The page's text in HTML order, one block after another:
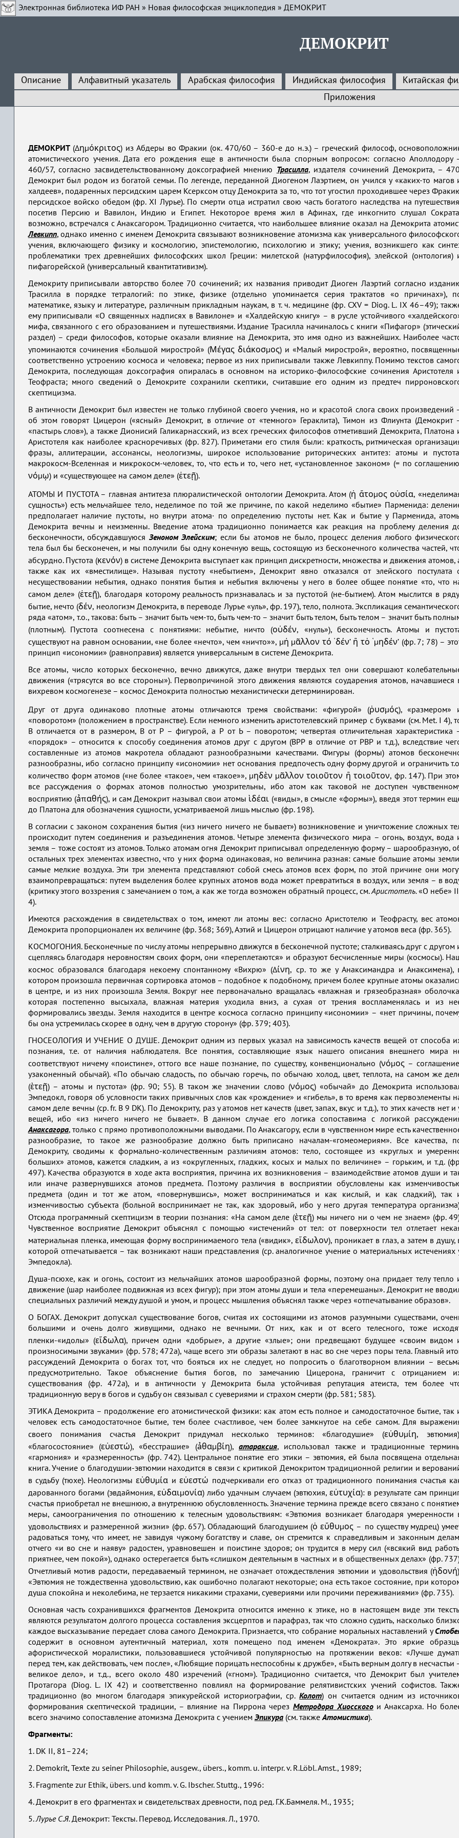
Электронная библиотека ИФ РАН » Новая философская энциклопедия » ДЕМОКРИТ
ДЕМОКРИТ
Описание Алфавитный указатель Арабская философия Индийская философия Китайская
Приложения
ДЕМОКРИТ(Δημόκριτος) из Абдеры во Фракии (ок. 470/60 – 360-е до н.э.) – греческий философ,
атомистического учения. Дата его рождения еще в античности была спорным вопросом: согласно Аполлодору
460/57, согласно засвидетельствованному доксографией мнению Трасилла, издателя сочинений Демокрита, –
Демокрит был родом из богатой семьи. По легенде, переданной Диогеном Лаэртием, он учился у «каких-то магов
халдеев», подаренных персидским царем Ксерксом отцу Демокрита за то, что тот угостил проходившее через
персидское войско обедом (фр. XI Лурье). По смерти отца истратил свою часть богатого наследства на
посетив Персию и Вавилон, Индию и Египет. Некоторое время жил в Афинах, где инкогнито слушал
возможно, встречался с Анаксагором. Традиционно считается, что наибольшее влияние оказал на Демокрита
Левкипп, однако именно с именем Демокрита связывают возникновение атомизма как универсального
учения, включающего физику и космологию, эпистемологию, психологию и этику; учения, возникшего как
проблематики трех древнейших философских школ Греции: милетской (натурфилософия), элейской (онтология)
пифагорейской (универсальный квантитативизм).
Демокриту приписывали авторство более 70 сочинений; их названия приводит Диоген Лаэртий согласно
Трасилла в порядке тетралогий: по этике, физике (отдельно упоминается серия трактатов «о причинах»),
математике, языку и литературе, различным прикладным наукам, в т. ч. медицине (фр. CXV = Diog. L. IX 46–49);
ему приписывали «О священных надписях в Вавилоне» и «Халдейскую книгу» – в русле устойчивого
мифа, связанного с его образованием и путешествиями. Издание Трасилла начиналось с книги «Пифагор»
раздел) – среди философов, которые оказали влияние на Демокрита, это имя одно из важнейших. Наиболее
упоминаются сочинения «Большой мирострой» (Μέγας διάκοσμος) и «Малый мирострой», вероятно,
соответственно устроению космоса и человека; первое из них приписывали также Левкиппу. Помимо текстов
Демокрита, последующая доксография опиралась в основном на историко-философские сочинения Аристотеля
Теофраста; много сведений о Демокрите сохранили скептики, считавшие его одним из предтеч
скептицизма.
В античности Демокрит был известен не только глубиной своего учения, но и красотой слога своих произведений
об этом говорят Цицерон («ясный» Демокрит, в отличие от «темного» Гераклита), Тимон из Флиунта (Демокрит
«пастырь слов»), а также Дионисий Галикарнасский, из всех греческих философов отметивший Демокрита, Платона
Аристотеля как наиболее красноречивых (фр. 827). Приметами его стиля были: краткость, ритмическая
фразы, аллитерации, ассонансы, неологизмы, широкое использование риторических антитез: атомы и
макрокосм-Вселенная и микрокосм-человек, то, что есть и то, чего нет, «установленное законом» (= по
νόμω̦) и «существующее на самом деле» (ἐτεῇ).
АТОМЫ И ПУСТОТА – главная антитеза плюралистической онтологии Демокрита. Атом (ἡ ἄτομος οὐσία,
сущность») есть мельчайшее тело, неделимое по той же причине, по какой неделимо «бытие» Парменида:
предполагает наличие пустоты, но внутри атома· по определению пустоты нет. Как и бытие у Парменида,
Демокрита вечны и неизменны. Введение атома традиционно понимается как реакция на проблему деления
бесконечности, обсуждавшуюся Зеноном Элейским; если бы атомов не было, процесс деления любого
тела был бы бесконечен, и мы получили бы одну конечную вещь, состоящую из бесконечного количества частей,
абсурдно. Пустота (κενόν) в системе Демокрита выступает как принцип дискретности, множества и движения атомов,
также как их «вместилище». Называя пустоту «небытием», Демокрит явно отказался от элейского постулата
несуществовании небытия, однако понятия бытия и небытия включены у него в более общее понятие «то, что
самом деле» (ἐτεῇ), благодаря которому реальность признавалась и за пустотой (не-бытием). Атом мыслится в
бытие, нечто (δέν, неологизм Демокрита, в переводе Лурье «уль», фр. 197), тело, полнота. Экспликация
ряда «атом», т.о., такова: быть – значит быть чем-то, быть чем-то – значит быть телом, быть телом – значит быть
(плотным). Пустота соотнесена с понятиями: небытие, ничто (οὐδέν, «нуль»), бесконечность. Атомы и
существуют на равном основании, «не более «нечто», чем «ничто»», μἠ μᾶλλον τό ῾δέν’ ἢ τὁ ῾μηδέν’ (фр. 7; 78) –
принцип «исономии» (равноправия) является универсальным в системе Демокрита.
Все атомы, число которых бесконечно, вечно движутся, даже внутри твердых тел они совершают
движения («трясутся во все стороны»). Первопричиной этого движения являются соударения атомов, начавшиеся
вихревом космогенезе – космос Демокрита полностью механистически детерминирован.
Друг от друга одинаково плотные атомы отличаются тремя свойствами: «фигурой» (ῥυσμός), «размером»
«поворотом» (положением в пространстве). Если немного изменить аристотелевский пример с буквами (см. Met. I 4),
В отличается от в размером, В от Р – фигурой, а Р от Ь – поворотом; четвертая отличительная характеристика
«порядок» – относится к способу соединения атомов друг с другом (ВРР в отличие от РВР и т.д.), вследствие
составленные из атомов макротела обладают разнообразными качествами. Фигуры (формы) атомов
разнообразны, ибо согласно принципу «исономии» нет основания предпочесть одну форму другой и ограничить
количество форм атомов («не более «такое», чем «такое»», μηδὲν μᾶλλον τοιοῦτον ἢ τοιοῦτον, фр. 147). При
все рассуждения о формах атомов полностью умозрительны, ибо атом как таковой не доступен
восприятию (ảπαθής), и сам Демокрит называл свои атомы ὶδέαι («виды», в смысле «формы»), введя этот термин
до Платона для обозначения сущности, усматриваемой лишь мыслью (фр. 198).
В согласии с законом сохранения бытия («из ничего ничего не бывает») возникновение и уничтожение сложных
происходит путем соединения и разъединения атомов. Четыре элемента физического мира – огонь, воздух, вода
земля – тоже состоят из атомов. Только атомам огня Демокрит приписывал определенную форму – шарообразную,
остальных трех элементах известно, что у них форма одинаковая, но величина разная: самые большие атомы
самые мелкие воздуха. Эти три элемента представляют собой смесь атомов всех форм, по этой причине они
взаимопревращаться: путем выделения более крупных атомов вода может превратиться в воздух, или земля – в
(критику этого воззрения с замечанием о том, а как же тогда возможен обратный процесс, см.Аристотель.«О небе» III
4).
Имеются расхождения в свидетельствах о том, имеют ли атомы вес: согласно Аристотелю и Теофрасту, вес
Демокрита пропорционален их величине (фр. 368; 369), Аэтий и Цицерон отрицают наличие у атомов веса (фр. 365).
КОСМОГОНИЯ. Бесконечные по числу атомы непрерывно движутся в бесконечной пустоте; сталкиваясь друг с другом
сцепляясь благодаря неровностям своих форм, они «переплетаются» и образуют бесчисленные миры (космосы).
космос образовался благодаря некоему спонтанному «Вихрю» (Δίνη, ср. то же у Анаксимандра и Анаксимена),
котором произошла первичная сортировка атомов – подобное к подобному, причем более крупные атомы
в центре, и из них произошла Земля. Вокруг нее первоначально вращалась «влажная и грязеобразная»
которая постепенно высыхала, влажная материя уходила вниз, а сухая от трения воспламенялась и из
формировались звезды. Земля находится в центре космоса согласно принципу «исономии» – «нет причины,
бы она устремилась скорее в одну, чем в другую сторону» (фр. 379; 403).
ГНОСЕОЛОГИЯ И УЧЕНИЕ О ДУШЕ. Демокрит одним из первых указал на зависимость качеств вещей от способа
познания, т.е. от наличия наблюдателя. Все понятия, составляющие язык нашего описания внешнего мира
соответствуют ничему «поистине», оттого все наше познание, по существу, конвенционально (νόμος –
узаконенный обычай). «По обычаю сладость, по обычаю горечь, по обычаю холод, цвет, теплота, на самом же
(ὲτεῇ) – атомы и пустота» (фр. 90; 55). В таком же значении слово (νόμος) «обычай» до Демокрита
Эмпедокл, говоря об условности таких привычных слов как «рождение» и «гибель», в то время как первоэлементы
самом деле вечны (ср. fr. В 9 DK). По Демокриту, раз у атомов нет качеств (цвет, запах, вкус и т.д.), то этих качеств нет и
вещей, ибо «из ничего ничего не бывает». В данном случае его логика сопоставима с логикой
Анаксагора, только с прямо противоположными выводами. По Анаксагору, если в чувственном мире есть
разнообразие, то такое же разнообразие должно быть приписано началам-«гомеомериям». Все качества,
Демокриту, сводимы к формально-количественным различиям атомов: тело, состоящее из «круглых и
больших» атомов, кажется сладким, а из «округленных, гладких, косых и малых по величине» – горьким, и т.д.
497). Качества образуются в ходе акта восприятия, причина их возникновения – взаимодействие атомов души и
или иначе развернувшихся атомов предмета. Поэтому различия в восприятии обусловлены как
предмета (один и тот же атом, «повернувшись», может восприниматься и как кислый, и как сладкий), так
изменчивостью субъекта (больной воспринимает не так, как здоровый, ибо у него другая температура
Отсюда программный скептицизм в теории познания: «На самом деле (ὲτεῇ) мы ничего ни о чем не знаем» (фр.
Чувственное восприятие Демокрит объяснял с помощью «истечений» от тел: от поверхности тел отлетает
материальная пленка, имеющая форму воспринимаемого тела («видик», εἴδωλον), проникает в глаз, а затем в душу,
которой отпечатывается – так возникают наши представления (ср. аналогичное учение о материальных истечениях
Эмпедокла).
Душа-псюхе, как и огонь, состоит из мельчайших атомов шарообразной формы, поэтому она придает телу тепло
движение (шар наиболее подвижная из всех фигур); при этом атомы души и тела «перемешаны». Демокрит не
специальных различий между душой и умом, и процесс мышления объяснял также через «отпечатывание образов».
О БОГАХ. Демокрит допускал существование богов, считая их состоящими из атомов разумными существами,
большими и очень долго живущими, однако не вечными. От них, как и от всего телесного, тоже
пленки-«идолы» (εἴδωλα), причем одни «добрые», а другие «злые»; они предвещают будущее «своим видом
произносимыми звуками» (фр. 578; 472а), чаще всего эти образы залетают в нас во сне через поры тела. Главный
рассуждений Демокрита о богах тот, что бояться их не следует, но попросить о благотворном влиянии –
предусмотрительно. Такое объяснение бытия богов, по замечанию Цицерона, граничит с отрицанием
существования (фр. 472а), и в античности у Демокрита была устойчивая репутация атеиста, тем более
традиционную веру в богов и судьбу он связывал с суевериями и страхом смерти (фр. 581; 583).
ЭТИКА Демокрита – продолжение его атомистической физики: как атом есть полное и самодостаточное бытие, так
человек есть самодостаточное бытие, тем более счастливое, чем более замкнутое на себе самом. Для
своего понимания счастья Демокрит придумал несколько терминов: «благодушие» (εὐθυμίη,
«благосостояние» (εὐεστώ), «бесстрашие» (ảθαμβίη), атараксия, использовал также и традиционные
«гармония» и «размеренность» (фр. 742). Центральное понятие его этики – эвтюмия, ей была посвящена
книга. Учение о благодушии-эвтюмии находится в связи с критикой Демокритом традиционной религии и
в судьбу (тюхе). Неологизмы εὐθυμία и εὐεστώ подчеркивали его отказ от традиционного понимания счастья
дарованного богами (эвдаймония, εὐδαιμονία) либо удачным случаем (эвтюхия, εὐτυχία): в результате сам
счастья приобретал не внешнюю, а внутреннюю обусловленность. Значение термина прежде всего связано с
меры, самоограничения по отношению к телесным удовольствиям: «Эвтюмия возникает благодаря умеренности
удовольствиях и размеренной жизни» (фр. 657). Обладающий благодушием (ὁ εὔθυμος – по существу мудрец)
радоваться тому, что имеет, не завидуя чужому богатству и славе, он стремится к справедливым и законным
отчего «и во сне и наяву» радостен, уравновешен и поистине здоров; он трудится в меру сил («всякий вид
приятнее, чем покой»), однако остерегается быть «слишком деятельным в частных и в общественных делах» (фр.
Отчетливый мотив радости, передаваемый термином, не означает отождествления эвтюмии и удовольствия
«Эвтюмия не тождественна удовольствию, как ошибочно полагают некоторые; она есть такое состояние, при
душа спокойна и неколебима, не терзается никакими страхами, суевериями или прочими переживаниями» (фр. 735).
Основная часть сохранившихся фрагментов Демокрита относится именно к этике, но в настоящем виде эти
являются результатом долгого процесса составления эксцерптов и парафраз, так что сложно судить, насколько
каждое высказывание передает слова самого Демокрита. Признается, что собрание моральных наставлений у
содержит в основном аутентичный материал, хотя помещено под именем «Демократа». Это яркие
афористической моралистики, пользовавшиеся устойчивой популярностью на протяжении веков: «Лучше
перед тем, как действовать, чем после», «Любящие порицать неспособны к дружбе», «Быть верным долгу в несчастьи
великое дело», и т.д., всего около 480 изречений («гном»). Традиционно считается, что Демокрит был
Протагора (Diog. L. IX 42) и соответственно повлиял на формирование релятивистских учений софистов.
традиционно (во многом благодаря эпикурейской историографии, ср.Колот) он считается одним из
формирования скептической традиции, – влияние на Пиррона черезМетродора Хиосскогои Анаксарха. Но
всего значимо сопоставление атомизма Демокрита с учением Эпикура(см. такжеАтомистика).
Фрагменты:
1. DK II, 81–224;
2. Demokrit, Texte zu seiner Philosophie, ausgew., übers., komm. u. interpr. v. R.Löbl. Amst., 1989;
3. Fragmente zur Ethik, übers. und komm. v. G. Ibscher. Stuttg., 1996:
4. Демокрит в его фрагментах и свидетельствах древности, под ред. Г.К.Баммеля. М., 1935;
5.Лурье С.Я.Демокрит: Тексты. Перевод. Исследования. Л., 1970.